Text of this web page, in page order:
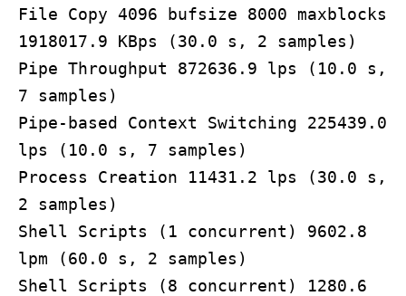
File Copy 4096 bufsize 8000 maxblocks
1918017.9 KBps (30.0 s, 2 samples)
Pipe Throughput 872636.9 lps (10.0 s,
7 samples)
Pipe-based Context Switching 225439.0
lps (10.0 s, 7 samples)
Process Creation 11431.2 lps (30.0 s,
2 samples)
Shell Scripts (1 concurrent) 9602.8
lpm (60.0 s, 2 samples)
Shell Scripts (8 concurrent) 1280.6